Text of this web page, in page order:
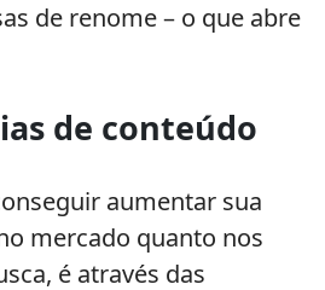
de renome – o que abre
de conteúdo
aumentar sua
mercado quanto nos
é através das